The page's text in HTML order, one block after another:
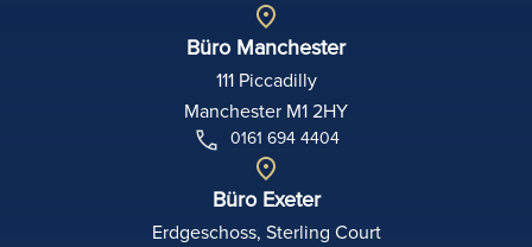
Büro Manchester
111 Piccadilly
Manchester M1 2HY
0161 694 4404
Büro Exeter
Erdgeschoss, Sterling Court